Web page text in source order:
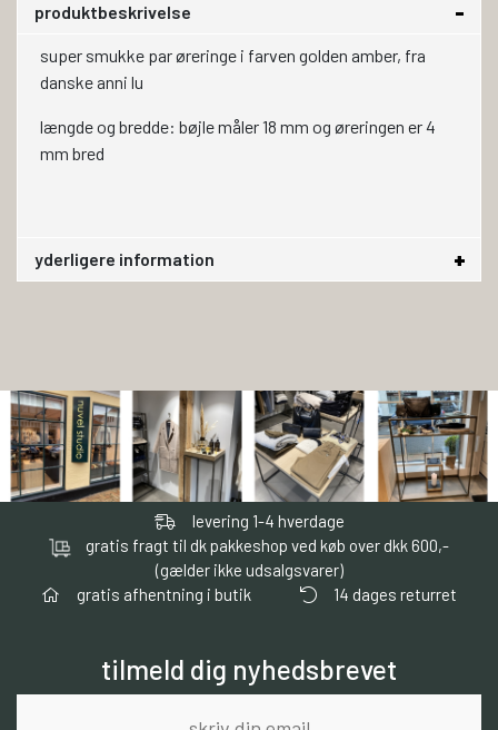
produktbeskrivelse
super smukke par øreringe i farven golden amber, fra
danske anni lu
længde og bredde: bøjle måler 18 mm og øreringen er 4
mm bred
yderligere information
levering 1-4 hverdage
gratis fragt til dk pakkeshop ved køb over dkk 600,-
(gælder ikke udsalgsvarer)
gratis afhentning i butik
14 dages returret
tilmeld dig nyhedsbrevet